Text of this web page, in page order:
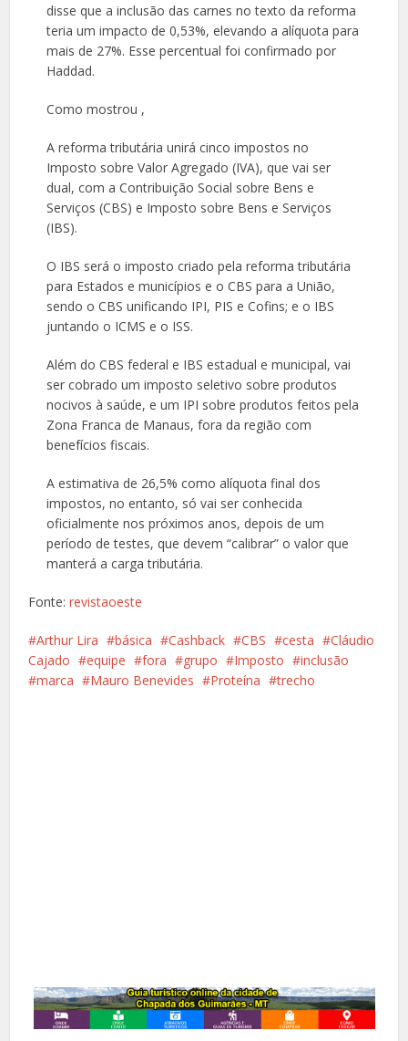
disse que a inclusão das carnes no texto da reforma
teria um impacto de 0,53%, elevando a alíquota para
mais de 27%. Esse percentual foi confirmado por
Haddad.
Como mostrou ,
A reforma tributária unirá cinco impostos no
Imposto sobre Valor Agregado (IVA), que vai ser
dual, com a Contribuição Social sobre Bens e
Serviços (CBS) e Imposto sobre Bens e Serviços
(IBS).
O IBS será o imposto criado pela reforma tributária
para Estados e municípios e o CBS para a União,
sendo o CBS unificando IPI, PIS e Cofins; e o IBS
juntando o ICMS e o ISS.
Além do CBS federal e IBS estadual e municipal, vai
ser cobrado um imposto seletivo sobre produtos
nocivos à saúde, e um IPI sobre produtos feitos pela
Zona Franca de Manaus, fora da região com
benefícios fiscais.
A estimativa de 26,5% como alíquota final dos
impostos, no entanto, só vai ser conhecida
oficialmente nos próximos anos, depois de um
período de testes, que devem “calibrar” o valor que
manterá a carga tributária.
Fonte:revistaoeste
Arthur Lira básica Cashback CBS cesta
Cláudio
Cajado
equipe fora grupo Imposto
inclusão
marca
Mauro Benevides Proteína trecho